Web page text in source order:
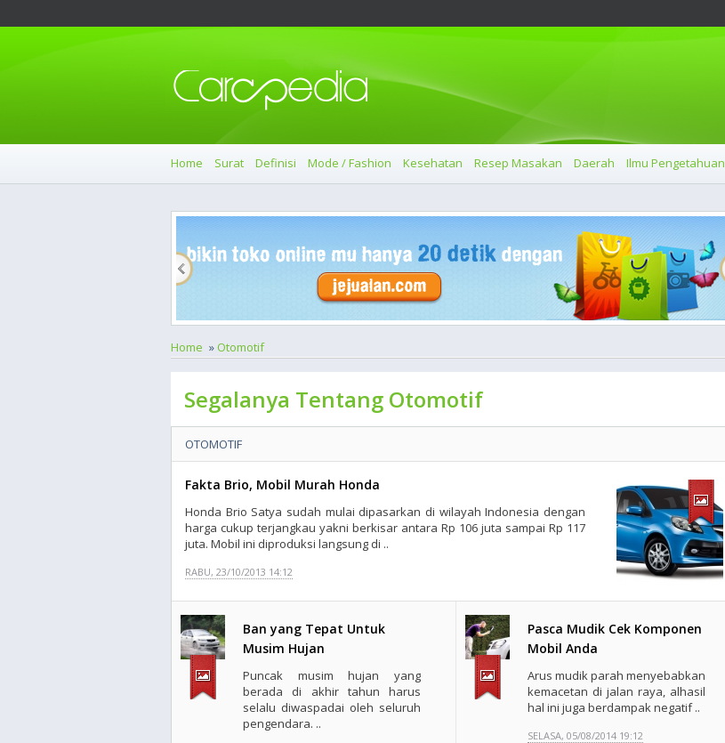
Home Surat Definisi Mode / Fashion Kesehatan Resep Masakan Daerah Ilmu Pengetahuan
Home » Otomotif
Segalanya Tentang Otomotif
OTOMOTIF
Fakta Brio, Mobil Murah Honda
Honda Brio Satya sudah mulai dipasarkan di wilayah Indonesia dengan
harga cukup terjangkau yakni berkisar antara Rp 106 juta sampai Rp 117
juta. Mobil ini diproduksi langsung di ..
RABU, 23/10/2013 14:12
Ban yang Tepat Untuk
Musim Hujan
Puncak musim hujan yang
berada di akhir tahun harus
selalu diwaspadai oleh seluruh
pengendara. ..
Pasca Mudik Cek Komponen
Mobil Anda
Arus mudik parah menyebabkan
kemacetan di jalan raya, alhasil
hal ini juga berdampak negatif ..
SELASA, 05/08/2014 19:12